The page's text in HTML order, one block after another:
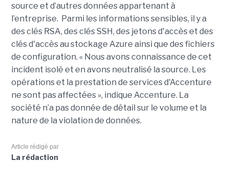
source et d’autres données appartenant à
l’entreprise. Parmi les informations sensibles, il y a
des clés RSA, des clés SSH, des jetons d'accès et des
clés d'accès au stockage Azure ainsi que des fichiers
de configuration. « Nous avons connaissance de cet
incident isolé et en avons neutralisé la source. Les
opérations et la prestation de services d'Accenture
ne sont pas affectées », indique Accenture. La
société n’a pas donnée de détail sur le volume et la
nature de la violation de données.
Article rédigé par
La rédaction